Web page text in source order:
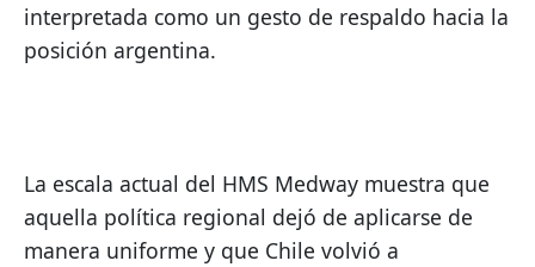
interpretada como un gesto de respaldo hacia la
posición argentina.
La escala actual del HMS Medway muestra que
aquella política regional dejó de aplicarse de
manera uniforme y que Chile volvió a